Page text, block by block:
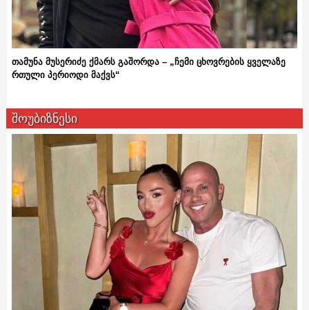
თამუნა მუსერიძე ქმარს გაშორდა – „ჩემი ცხოვრების ყველაზე
რთული პერიოდი მაქვს“
შოუბიზნესი